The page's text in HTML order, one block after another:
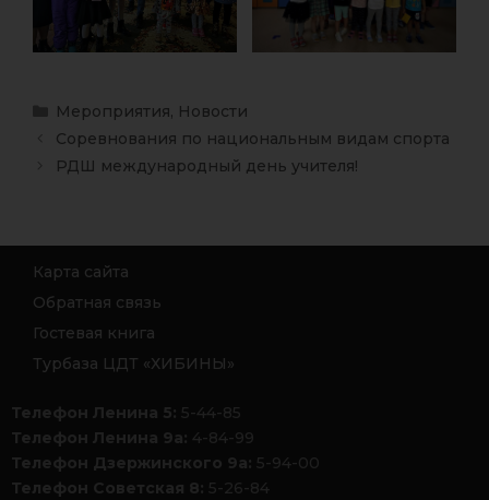
Мероприятия, Новости
Соревнования по национальным видам спорта
РДШ международный день учителя!
Карта сайта
Обратная связь
Гостевая книга
Турбаза ЦДТ «ХИБИНЫ»
Телефон Ленина 5: 5-44-85
Телефон Ленина 9а: 4-84-99
Телефон Дзержинского 9а: 5-94-00
Телефон Советская 8: 5-26-84